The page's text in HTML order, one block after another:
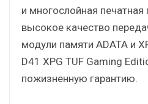
и многослойная
высокое качество
модули памяти ADATA и
D41 XPG TUF Gaming
пожизненную гарантию.